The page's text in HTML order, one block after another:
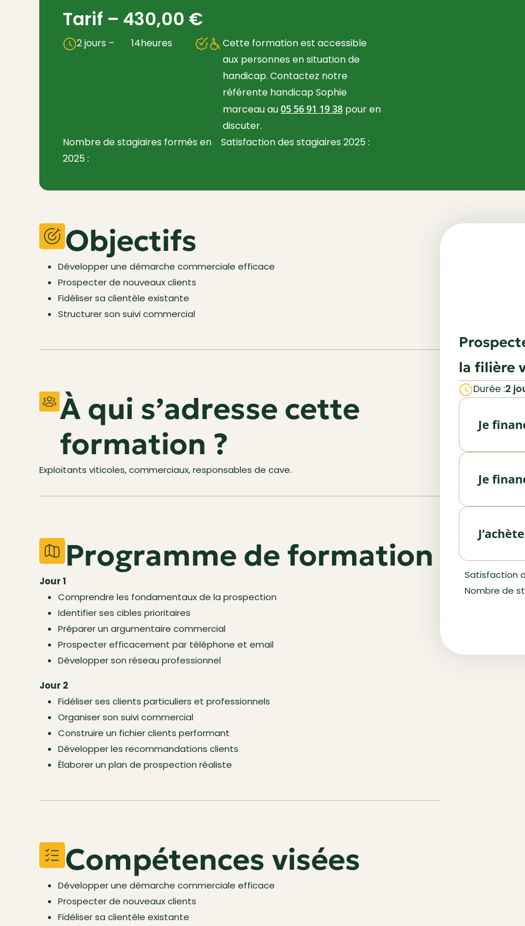
Tarif – 430,00 €
2 jours – 14heures
Cette formation est accessible
aux personnes en situation de
handicap. Contactez notre
référente handicap Sophie
marceau au05 56 91 19 38pour en
discuter.
Nombre de stagiaires formés en
2025 :
Satisfaction des stagiaires 2025 :
Objectifs
Développer une démarche commerciale efficace
Prospecter de nouveaux clients
Fidéliser sa clientèle existante
Structurer son suivi commercial
À qui s’adresse cette
formation ?
Exploitants viticoles, commerciaux, responsables de cave.
Programme de formation
Jour 1
Comprendre les fondamentaux de la prospection
Identifier ses cibles prioritaires
Préparer un argumentaire commercial
Prospecter efficacement par téléphone et email
Développer son réseau professionnel
Jour 2
Fidéliser ses clients particuliers et professionnels
Organiser son suivi commercial
Construire un fichier clients performant
Développer les recommandations clients
Élaborer un plan de prospection réaliste
Compétences visées
Développer une démarche commerciale efficace
Prospecter de nouveaux clients
Fidéliser sa clientèle existante
la filière
Durée :2
Je
Utilisez
Je
Satisfaction
Nombre de